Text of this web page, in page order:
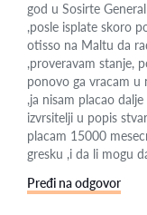
god u Sosirte
,posle isplate skoro
otisso na Maltu da
,proveravam stanje,
ponovo ga vracam u
,ja nisam placao
izvrsitelji u popis
placam 15000
gresku ,i da li mogu
Pređi na odgovor